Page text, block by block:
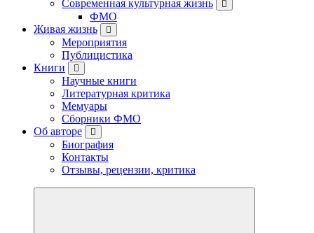
Современная культурная жизнь
ФМО
Живая жизнь
Мероприятия
Публицистика
Книги
Научные книги
Литературная критика
Мемуары
Сборники ФМО
Об авторе
Биография
Контакты
Отзывы, рецензии, критика